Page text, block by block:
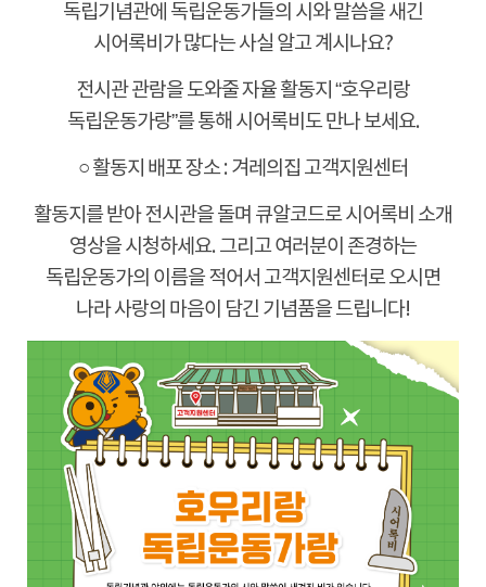
독립기념관에 독립운동가들의 시와 말씀을 새긴
시어록비가 많다는 사실 알고 계시나요?
전시관 관람을 도와줄 자율 활동지 “호우리랑
독립운동가랑”를 통해 시어록비도 만나 보세요.
○활동지 배포 장소: 겨레의집 고객지원센터
활동지를 받아 전시관을 돌며 큐알코드로 시어록비 소개
영상을 시청하세요. 그리고 여러분이 존경하는
독립운동가의 이름을 적어서 고객지원센터로 오시면
나라 사랑의 마음이 담긴 기념품을 드립니다!